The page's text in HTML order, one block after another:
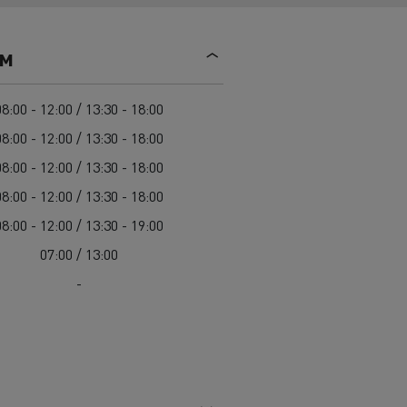
Oprema za lokalne uprave
Hitne i vatrogasne službe
- 12:00 / 13:30 - 18:00
- 12:00 / 13:30 - 18:00
- 12:00 / 13:30 - 18:00
- 12:00 / 13:30 - 18:00
- 12:00 / 13:30 - 19:00
07:00 / 13:00
-